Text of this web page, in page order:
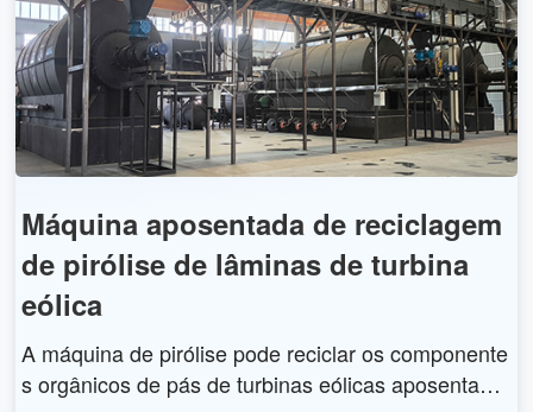
Máquina aposentada de reciclagem
de pirólise de lâminas de turbina
eólica
A máquina de pirólise pode reciclar os componente
s orgânicos de pás de turbinas eólicas aposentada